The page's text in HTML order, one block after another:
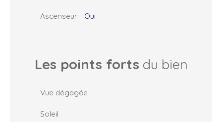
Ascenseur : Oui
Les points forts du bien
Vue dégagée
Soleil